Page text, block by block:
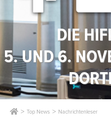
DIE
5. UND 6.
Top News Nachrichtenleser